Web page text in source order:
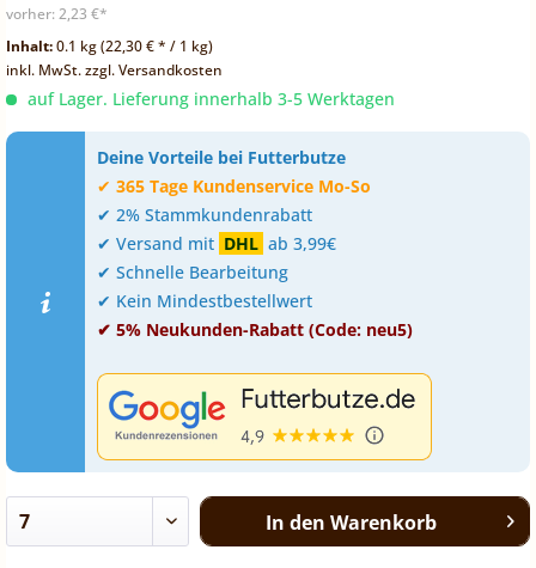
vorher: 2,23 €*
Inhalt:0.1 kg (22,30 € * / 1 kg)
inkl. MwSt.zzgl. Versandkosten
auf Lager. Lieferung innerhalb 3-5 Werktagen
Deine Vorteile bei Futterbutze
✔ 365 Tage Kundenservice Mo-So
✔ 2% Stammkundenrabatt
✔ Versand mit DHL ab 3,99€
✔ Schnelle Bearbeitung
✔ Kein Mindestbestellwert
✔ 5% Neukunden-Rabatt (Code: neu5)
In den Warenkorb